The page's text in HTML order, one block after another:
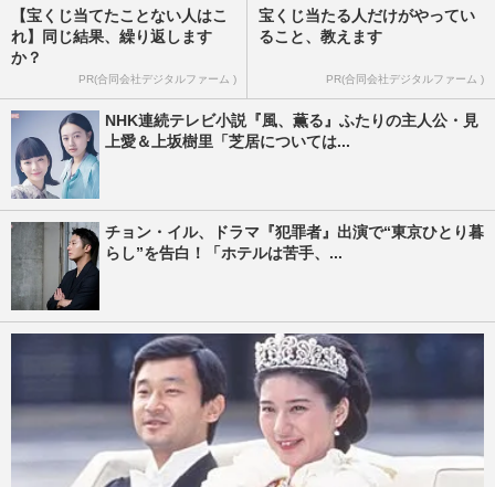
【宝くじ当てたことない人はこ
れ】同じ結果、繰り返します
か？
PR(合同会社デジタルファーム )
宝くじ当たる人だけがやってい
ること、教えます
PR(合同会社デジタルファーム )
NHK連続テレビ小説『風、薫る』ふたりの主人公・見
上愛＆上坂樹里「芝居については...
チョン・イル、ドラマ『犯罪者』出演で“東京ひとり暮
らし”を告白！「ホテルは苦手、...